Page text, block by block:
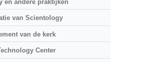
en andere praktijken
van Scientology
van de kerk
Center